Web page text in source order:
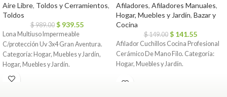
Aire Libre, Toldos y Cerramientos,
Toldos
$989.00 $ 939.55
Lona Multiuso Impermeable
C/protección Uv 3x4 Gran Aventura.
Categoría: Hogar, Muebles y Jardín,
Hogar, Muebles y Jardín.
Afiladores, Afiladores Manuales,
Hogar, Muebles y Jardín, Bazar y
Cocina
$149.00 $ 141.55
Afilador Cuchillos Cocina Profesional
Cerámico De Mano Filo. Categoría:
Hogar, Muebles y Jardín.